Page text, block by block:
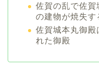
佐賀の乱で佐賀
の建物が焼失す
佐賀城本丸御殿
れた御殿